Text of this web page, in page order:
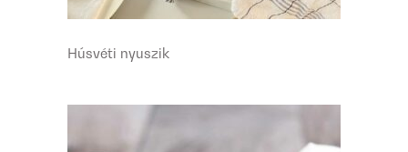
Húsvéti nyuszik